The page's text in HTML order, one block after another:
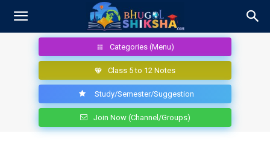
Categories (Menu)
Class 5 to 12 Notes
Study/Semester/Suggestion
Join Now (Channel/Groups)